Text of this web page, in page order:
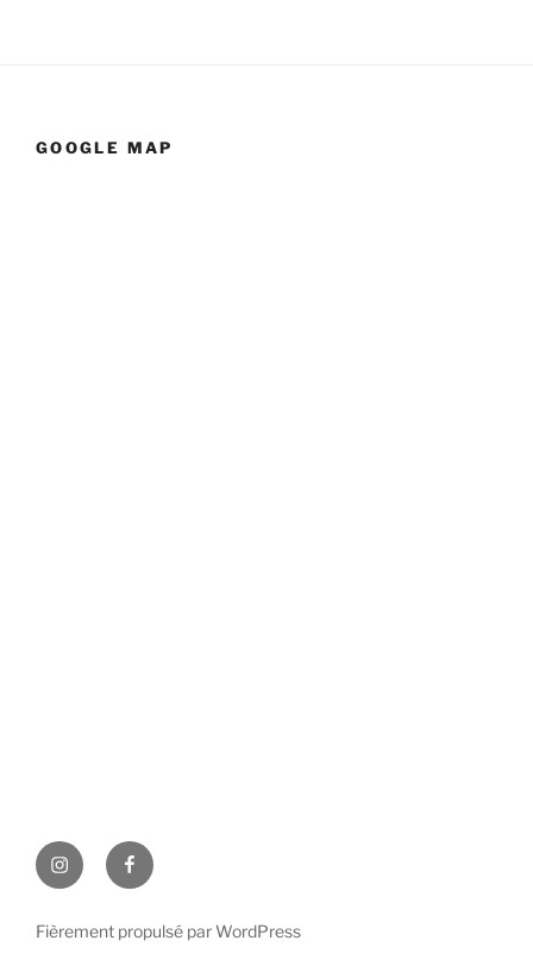
GOOGLE MAP
InstagramFacebook
Fièrement propulsé par WordPress